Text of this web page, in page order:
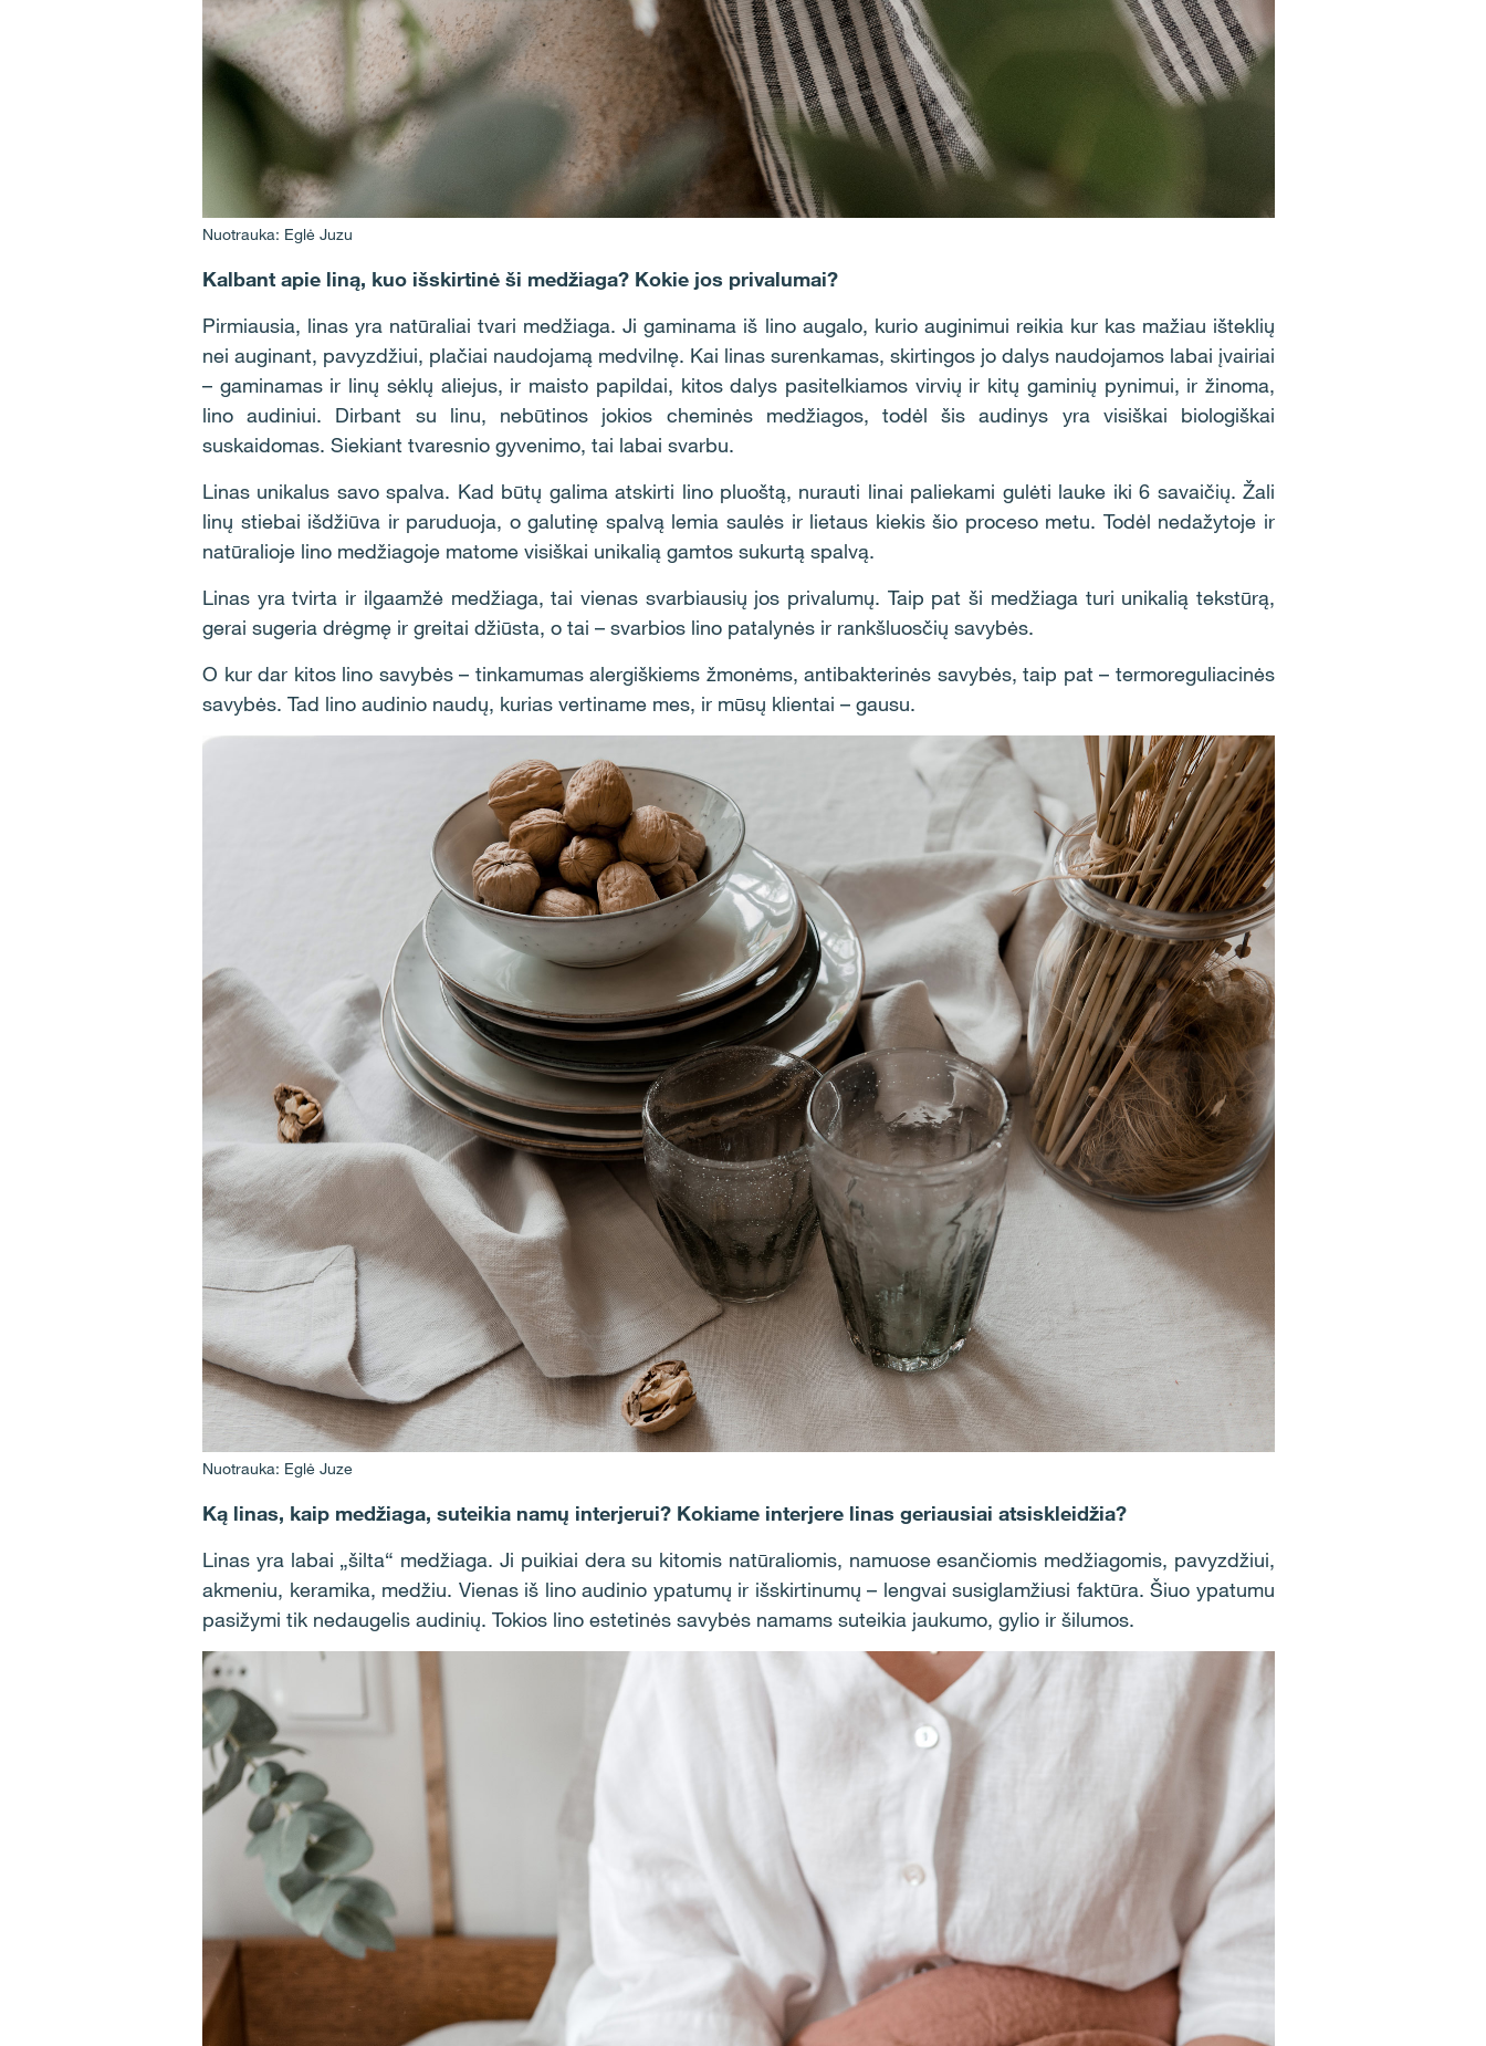
Nuotrauka: Eglė Juzu
Kalbant apie liną, kuo išskirtinė ši medžiaga? Kokie jos privalumai?
Pirmiausia, linas yra natūraliai tvari medžiaga. Ji gaminama iš lino augalo, kurio auginimui reikia kur kas mažiau išteklių
nei auginant, pavyzdžiui, plačiai naudojamą medvilnę. Kai linas surenkamas, skirtingos jo dalys naudojamos labai įvairiai
– gaminamas ir linų sėklų aliejus, ir maisto papildai, kitos dalys pasitelkiamos virvių ir kitų gaminių pynimui, ir žinoma,
lino audiniui. Dirbant su linu, nebūtinos jokios cheminės medžiagos, todėl šis audinys yra visiškai biologiškai
suskaidomas. Siekiant tvaresnio gyvenimo, tai labai svarbu.
Linas unikalus savo spalva. Kad būtų galima atskirti lino pluoštą, nurauti linai paliekami gulėti lauke iki 6 savaičių. Žali
linų stiebai išdžiūva ir paruduoja, o galutinę spalvą lemia saulės ir lietaus kiekis šio proceso metu. Todėl nedažytoje ir
natūralioje lino medžiagoje matome visiškai unikalią gamtos sukurtą spalvą.
Linas yra tvirta ir ilgaamžė medžiaga, tai vienas svarbiausių jos privalumų. Taip pat ši medžiaga turi unikalią tekstūrą,
gerai sugeria drėgmę ir greitai džiūsta, o tai – svarbios lino patalynės ir rankšluosčių savybės.
O kur dar kitos lino savybės – tinkamumas alergiškiems žmonėms, antibakterinės savybės, taip pat – termoreguliacinės
savybės. Tad lino audinio naudų, kurias vertiname mes, ir mūsų klientai – gausu.
Nuotrauka: Eglė Juze
Ką linas, kaip medžiaga, suteikia namų interjerui? Kokiame interjere linas geriausiai atsiskleidžia?
Linas yra labai „šilta“ medžiaga. Ji puikiai dera su kitomis natūraliomis, namuose esančiomis medžiagomis, pavyzdžiui,
akmeniu, keramika, medžiu. Vienas iš lino audinio ypatumų ir išskirtinumų – lengvai susiglamžiusi faktūra. Šiuo ypatumu
pasižymi tik nedaugelis audinių. Tokios lino estetinės savybės namams suteikia jaukumo, gylio ir šilumos.